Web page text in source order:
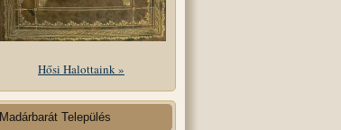
Hősi Halottaink »
Madárbarát Település